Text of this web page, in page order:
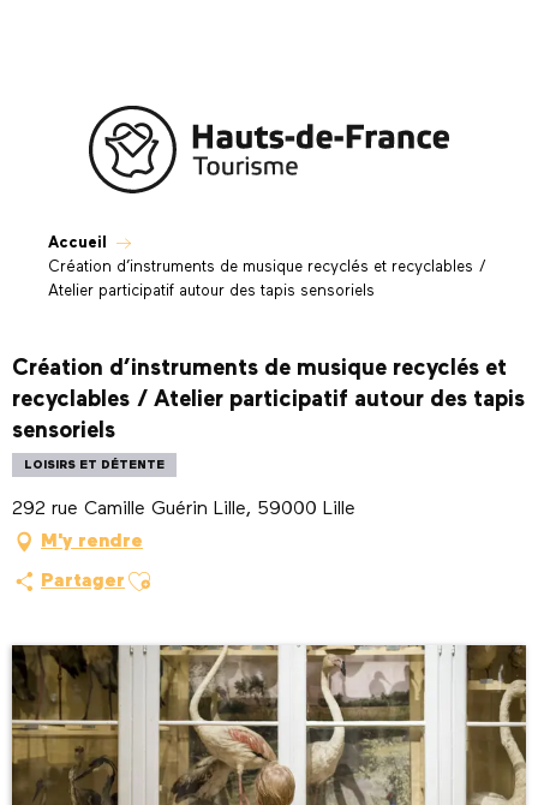
Accueil
Création d’instruments de musique recyclés et recyclables /
Atelier participatif autour des tapis sensoriels
Création d’instruments de musique recyclés et
recyclables / Atelier participatif autour des tapis
sensoriels
LOISIRS ET DÉTENTE
292 rue Camille Guérin Lille, 59000 Lille
M'y rendre
Partager Ajouter aux favoris